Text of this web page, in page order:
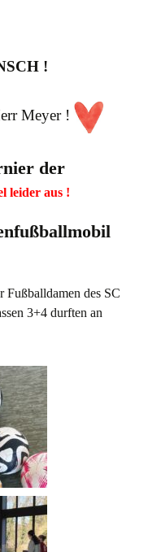
!
Meyer !
der
leider aus !
Fußballdamen des SC
3+4 durften an